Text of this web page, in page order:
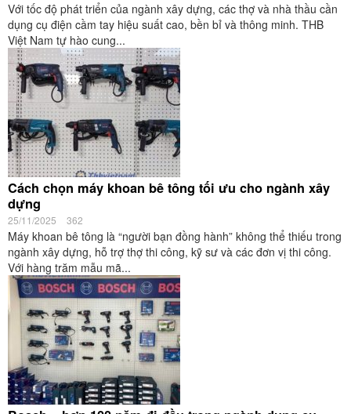
Với tốc độ phát triển của ngành xây dựng, các thợ và nhà thầu cần
dụng cụ điện cầm tay hiệu suất cao, bền bỉ và thông minh. THB
Việt Nam tự hào cung...
Cách chọn máy khoan bê tông tối ưu cho ngành xây
dựng
25/11/2025 362
Máy khoan bê tông là “người bạn đồng hành” không thể thiếu trong
ngành xây dựng, hỗ trợ thợ thi công, kỹ sư và các đơn vị thi công.
Với hàng trăm mẫu mã...